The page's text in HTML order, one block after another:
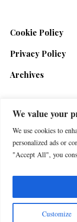
We value your
We use cookies to
personalized ads or
"Accept All", you
Customize
Cookie Policy
Privacy Policy
Archives
SIGN UP FOR THE